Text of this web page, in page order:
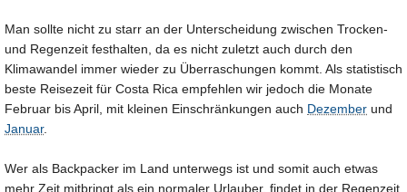
Man sollte nicht zu starr an der Unterscheidung zwischen Trocken-
und Regenzeit festhalten, da es nicht zuletzt auch durch den
Klimawandel immer wieder zu Überraschungen kommt. Als statistisch
beste Reisezeit für Costa Rica empfehlen wir jedoch die Monate
Februar bis April, mit kleinen Einschränkungen auch Dezember und
Januar.
Wer als Backpacker im Land unterwegs ist und somit auch etwas
mehr Zeit mitbringt als ein normaler Urlauber, findet in der Regenzeit